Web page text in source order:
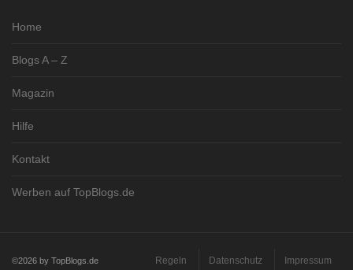
Home
Blogs A – Z
Magazin
Hilfe
Kontakt
Werben auf TopBlogs.de
©2026 by TopBlogs.de Regeln Datenschutz Impressum